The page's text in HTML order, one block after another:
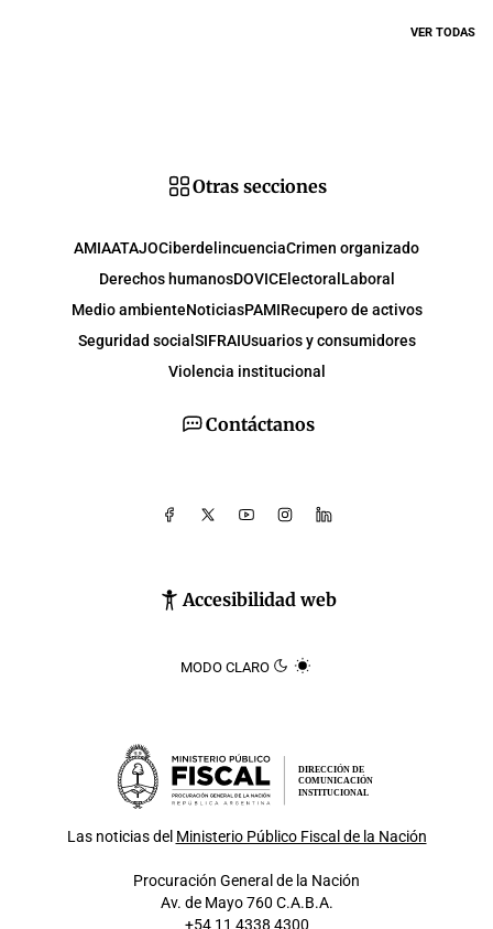
VER TODAS
Contáctanos
Accesibilidad web
MODO CLARO
Otras secciones
AMIAATAJOCiberdelincuenciaCrimen organizado
Derechos humanosDOVICElectoral Laboral
Medio ambienteNoticiasPAMIRecupero de activos
Seguridad social SIFRAIUsuarios y consumidores
Violencia institucional
DIRECCIÓN DE
COMUNICACIÓN
INSTITUCIONAL
Las noticias del Ministerio Público Fiscal de la Nación
Procuración General de la Nación
Av. de Mayo 760 C.A.B.A.
+54 11 4338 4300